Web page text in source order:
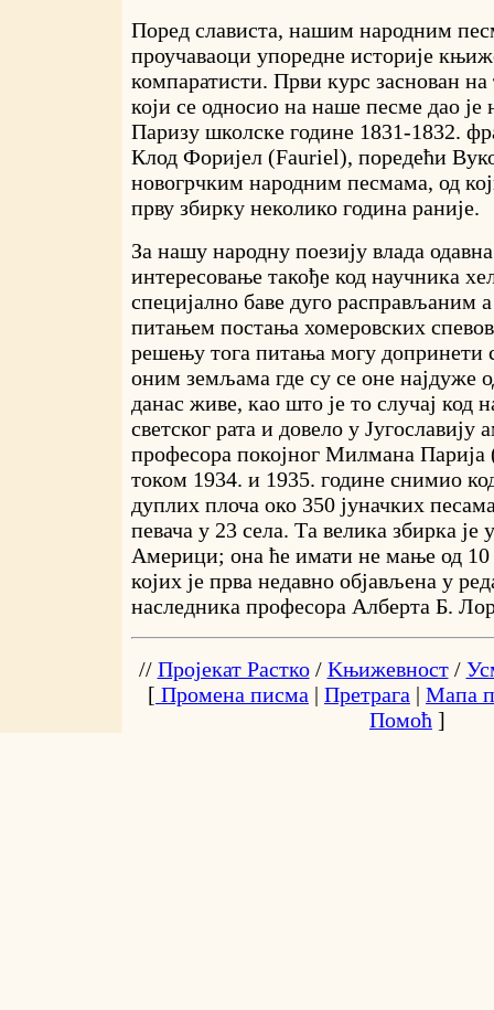
Поред слависта, нашим народним
проучаваоци упоредне историје
компаратисти. Први курс заснован на
који се односио на наше песме дао је
Паризу школске године 1831-1832.
Клод Форијел (Fauriel), поредећи
новогрчким народним песмама, од
прву збирку неколико година раније.
За нашу народну поезију влада
интересовање такође код научника
специјално баве дуго расправљаним
питањем постања хомеровских
решењу тога питања могу допринети
оним земљама где су се оне најдуже
данас живе, као што је то случај код
светског рата и довело у Југославију
професора покојног Милмана Парија
током 1934. и 1935. године снимио
дуплих плоча око 350 јуначких
певача у 23 села. Та велика збирка је
Америци; она ће имати не мање од 10
којих је прва недавно објављена у
наследника професора Алберта Б.
// Пројекат Растко/ Kњижевност/
[ Промена писма | Претрага | Мапа
Помоћ ]